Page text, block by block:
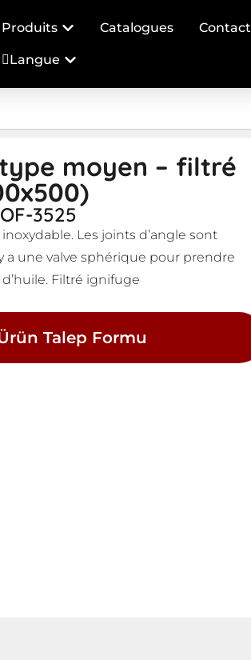
Produits Catalogues Contact
Langue
moyen – filtré
3525
Les joints d’angle sont
a une valve sphérique pour prendre
d’huile. Filtré ignifuge
Talep Formu